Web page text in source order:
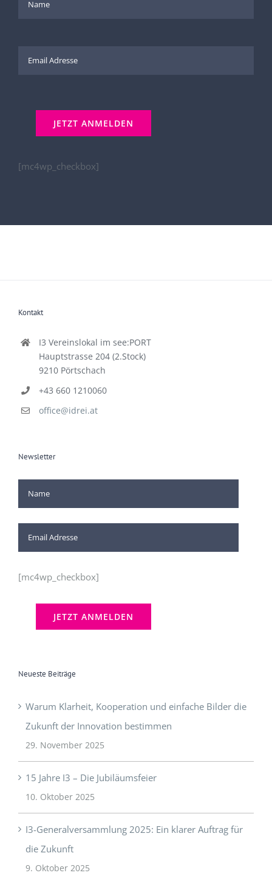
[mc4wp_checkbox]
Kontakt
I3 Vereinslokal im see:PORT
Hauptstrasse 204 (2.Stock)
9210 Pörtschach
+43 660 1210060
office@idrei.at
Newsletter
[mc4wp_checkbox]
Neueste Beiträge
Warum Klarheit, Kooperation und einfache Bilder die
Zukunft der Innovation bestimmen
29. November 2025
15 Jahre I3 – Die Jubiläumsfeier
10. Oktober 2025
I3-Generalversammlung 2025: Ein klarer Auftrag für
die Zukunft
9. Oktober 2025